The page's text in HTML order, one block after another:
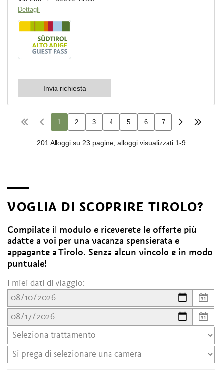
VOGLIA DI SCOPRIRE TIROLO?
Compilate il modulo e riceverete le offerte più
adatte a voi per una vacanza spensierata e
appagante a Tirolo. Senza alcun vincolo e in modo
puntuale!
I miei dati di viaggio: